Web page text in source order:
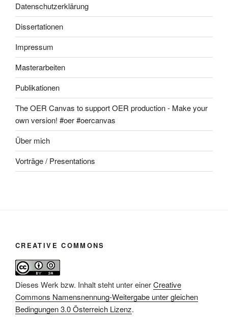
Datenschutzerklärung
Dissertationen
Impressum
Masterarbeiten
Publikationen
The OER Canvas to support OER production - Make your
own version! #oer #oercanvas
Über mich
Vorträge / Presentations
CREATIVE COMMONS
Dieses Werk bzw. Inhalt steht unter einerCreative
Commons Namensnennung-Weitergabe unter gleichen
Bedingungen 3.0 Österreich Lizenz.